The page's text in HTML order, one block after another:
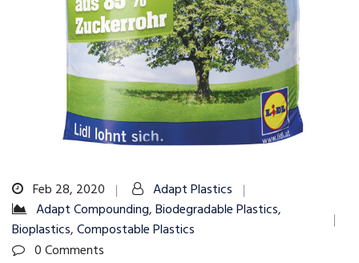
Feb 28, 2020
Adapt Plastics
Adapt Compounding,Biodegradable Plastics,
Bioplastics,Compostable Plastics
0 Comments